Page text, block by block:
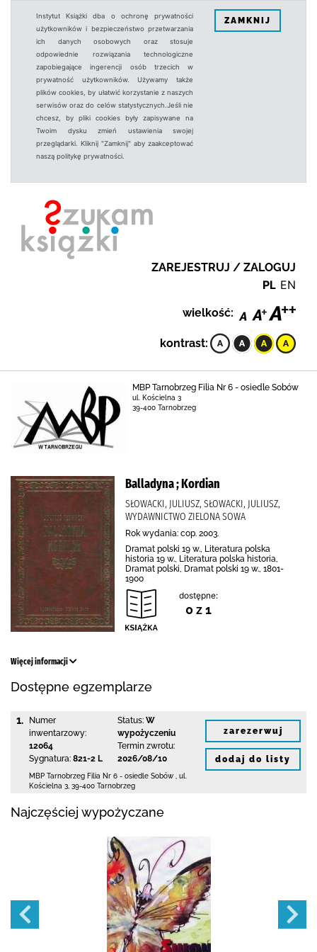
Instytut Książki dba o ochronę prywatności
użytkowników i bezpieczeństwo przetwarzania
ich danych osobowych oraz stosuje
odpowiednie rozwiązania technologiczne
zapobiegające ingerencji osób trzecich w
prywatność użytkowników. Używamy także
plików cookies, by ułatwić korzystanie z naszych
serwisów oraz do celów statystycznych.Jeśli nie
chcesz, by pliki cookies były zapisywane na
Twoim dysku zmień ustawienia swojej
przeglądarki. Kliknij "Zamknij" aby zaakceptować
naszą politykę prywatności.
ZAMKNIJ
ZAREJESTRUJ / ZALOGUJ
PL EN
wielkość:
kontrast:
MBP Tarnobrzeg Filia Nr 6 - osiedle Sobów
ul. Kościelna 3
39-400 Tarnobrzeg
Balladyna ; Kordian
SŁOWACKI, JULIUSZ, SŁOWACKI, JULIUSZ,
WYDAWNICTWO ZIELONA SOWA
Rok wydania: cop. 2003.
Dramat polski 19 w., Literatura polska
historia 19 w., Literatura polska historia,
Dramat polski, Dramat polski 19 w., 1801-
1900
dostępne:
0 z 1
Więcej informacji
Dostępne egzemplarze
1.
Numer
inwentarzowy:
12064
Sygnatura: 821-2 L
Status: W
wypożyczeniu
Termin zwrotu:
2026/08/10
MBP Tarnobrzeg Filia Nr 6 - osiedle Sobów
ul.
Kościelna 3 39-400 Tarnobrzeg
zarezerwuj
dodaj do listy
Najczęściej wypożyczane